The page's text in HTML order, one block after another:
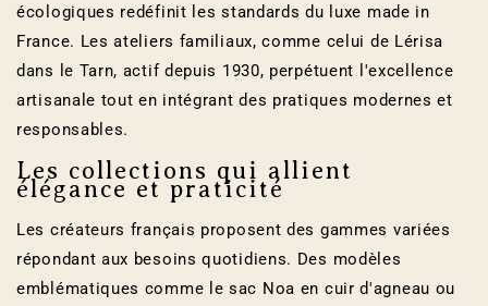
écologiques redéfinit les standards du luxe made in
France. Les ateliers familiaux, comme celui de Lérisa
dans le Tarn, actif depuis 1930, perpétuent l'excellence
artisanale tout en intégrant des pratiques modernes et
responsables.
Les collections qui allient
élégance et praticité
Les créateurs français proposent des gammes variées
répondant aux besoins quotidiens. Des modèles
emblématiques comme le sac Noa en cuir d'agneau ou